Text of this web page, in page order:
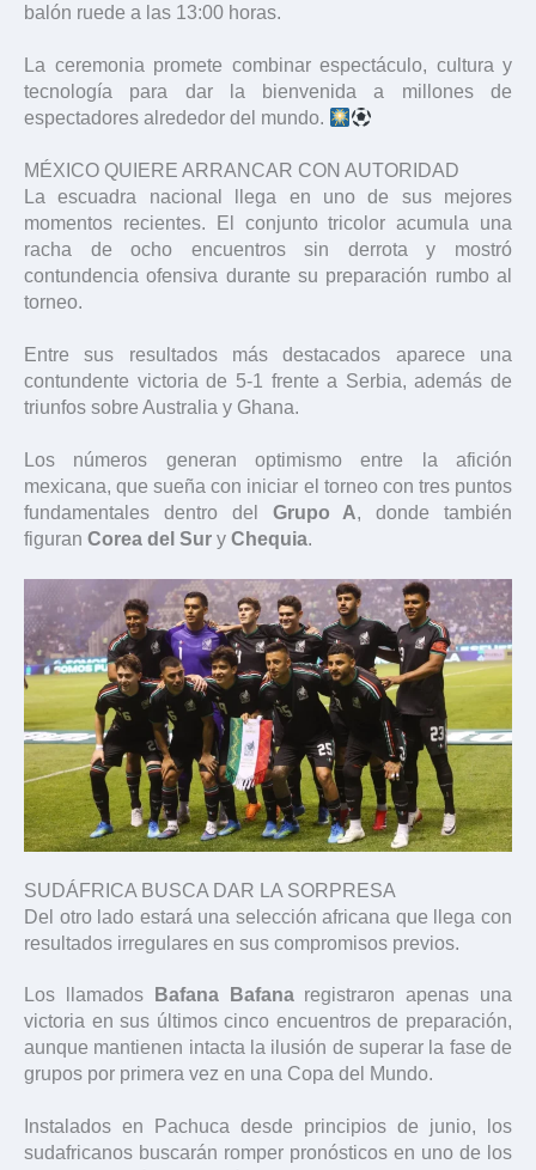
balón ruede a las 13:00 horas.
La ceremonia promete combinar espectáculo, cultura y
tecnología para dar la bienvenida a millones de
espectadores alrededor del mundo.
MÉXICO QUIERE ARRANCAR CON AUTORIDAD
La escuadra nacional llega en uno de sus mejores
momentos recientes. El conjunto tricolor acumula una
racha de ocho encuentros sin derrota y mostró
contundencia ofensiva durante su preparación rumbo al
torneo.
Entre sus resultados más destacados aparece una
contundente victoria de 5-1 frente a Serbia, además de
triunfos sobre Australia y Ghana.
Los números generan optimismo entre la afición
mexicana, que sueña con iniciar el torneo con tres puntos
fundamentales dentro del Grupo A, donde también
figuran Corea del Sur y Chequia.
SUDÁFRICA BUSCA DAR LA SORPRESA
Del otro lado estará una selección africana que llega con
resultados irregulares en sus compromisos previos.
Los llamados Bafana Bafanaregistraron apenas una
victoria en sus últimos cinco encuentros de preparación,
aunque mantienen intacta la ilusión de superar la fase de
grupos por primera vez en una Copa del Mundo.
Instalados en Pachuca desde principios de junio, los
sudafricanos buscarán romper pronósticos en uno de los